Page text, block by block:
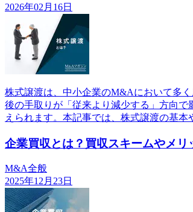
2026年02月16日
株式譲渡は、中小企業のM&Aにおいて多
後の手取りが「従来より減少する」方向
えられます。本記事では、株式譲渡の基本
企業買収とは？買収スキームやメ
M&A全般
2025年12月23日